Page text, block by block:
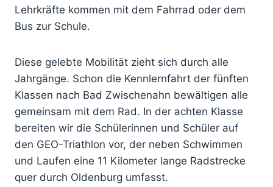
Lehrkräfte kommen mit dem Fahrrad oder dem
Bus zur Schule.
Diese gelebte Mobilität zieht sich durch alle
Jahrgänge. Schon die Kennlernfahrt der fünften
Klassen nach Bad Zwischenahn bewältigen alle
gemeinsam mit dem Rad. In der achten Klasse
bereiten wir die Schülerinnen und Schüler auf
den GEO-Triathlon vor, der neben Schwimmen
und Laufen eine 11 Kilometer lange Radstrecke
quer durch Oldenburg umfasst.